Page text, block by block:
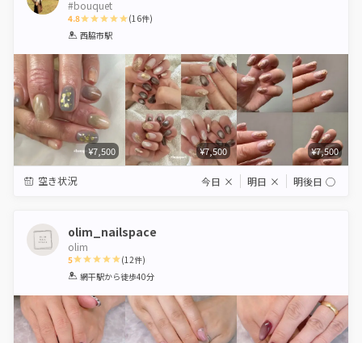
#bouquet
4.8
1 2 3 4
(16件)
西脇市駅
¥7,500 ¥7,500 ¥7,500
空き状況 今日 × 明日 × 明後日 ◯
olim_nailspace
olim
5
1 2 3 4 5
(12件)
網干駅から徒歩40分